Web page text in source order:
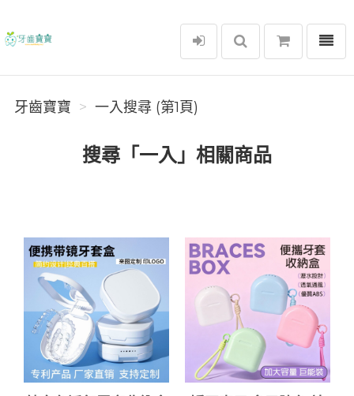
牙齒寶寶
選單
牙齒寶寶 一入搜尋 (第1頁)
搜尋「一入」相關商品